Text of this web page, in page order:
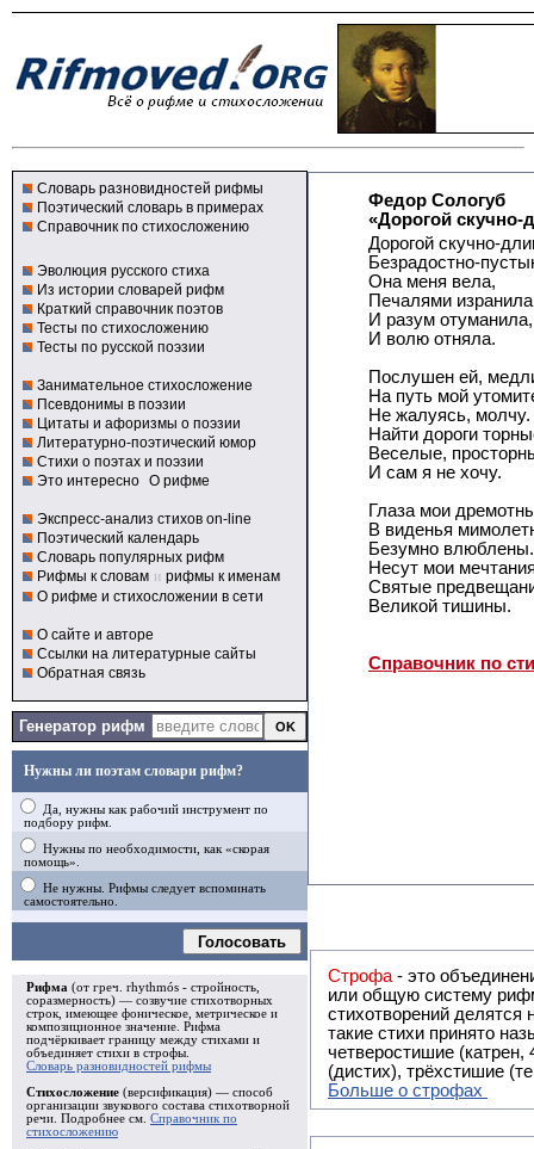
Словарь разновидностей рифмы
Поэтический словарь в примерах
Справочник по стихосложению
Эволюция русского стиха
Из истории словарей рифм
Краткий справочник поэтов
Тесты по стихосложению
Тесты по русской поэзии
Занимательное стихосложение
Псевдонимы в поэзии
Цитаты и афоризмы о поэзии
Литературно-поэтический юмор
Стихи о поэтах и поэзии
Это интересно О рифме
Экспресс-анализ стихов on-line
Поэтический календарь
Словарь популярных рифм
Рифмы к словам и рифмы к именам
О рифме и стихосложении в сети
О сайте и авторе
Ссылки на литературные сайты
Обратная связь
Генератор рифм
Нужны ли поэтам словари рифм?
Да, нужны как рабочий инструмент по
подбору рифм.
Нужны по необходимости, как «скорая
помощь».
Не нужны. Рифмы следует вспоминать
самостоятельно.
Голосовать
Рифма (от греч. rhythmós - стройность,
соразмерность) — созвучие стихотворных
строк, имеющее фоническое, метрическое и
композиционное значение. Рифма
подчёркивает границу между стихами и
объединяет стихи в строфы
Словарь разновидностей рифмы
Стихосложение (версификация) — способ
организации звукового состава стихотворной
речи. Подробнее см. Справочник по
стихосложению
Федор Сологуб
«Дорогой скучно-
Дорогой скучно-
Безрадостно-
Она меня вела,
Печалями
И разум отуманила,
И волю отняла.
Послушен ей,
На путь мой
Не жалуясь, молчу.
Найти дороги
Веселые,
И сам я не хочу.
Глаза мои
В виденья
Безумно влюблены.
Несут мои
Святые
Великой тишины.
Справочник по
Строфа - это объединение двух
или общую систему рифм, и регулярно или периодически
стихотворений делятся на строфы и т.о. являются строфическими.
такие стихи принято называть астрофическими. Самая популярная строфа в русской поэзии -
четверостишие
(дистих), трёхстишие
Больше о строфах